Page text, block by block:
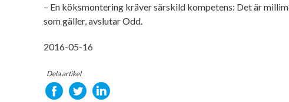
– En köksmontering kräver särskild kompetens: Det är
som gäller, avslutar Odd.
2016-05-16
Dela artikel